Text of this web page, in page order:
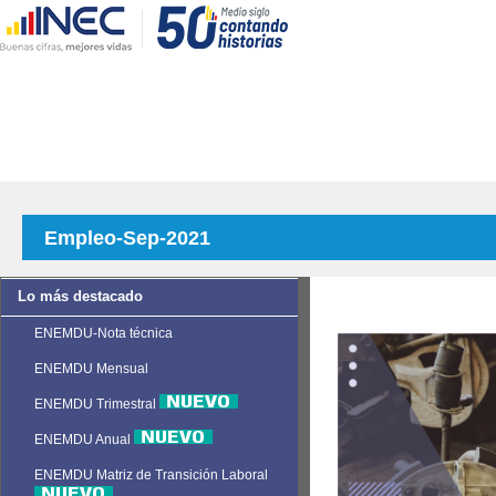
Empleo-Sep-2021
Lo más destacado
ENEMDU-Nota técnica
ENEMDU Mensual
ENEMDU Trimestral
ENEMDU Anual
ENEMDU Matriz de Transición Laboral